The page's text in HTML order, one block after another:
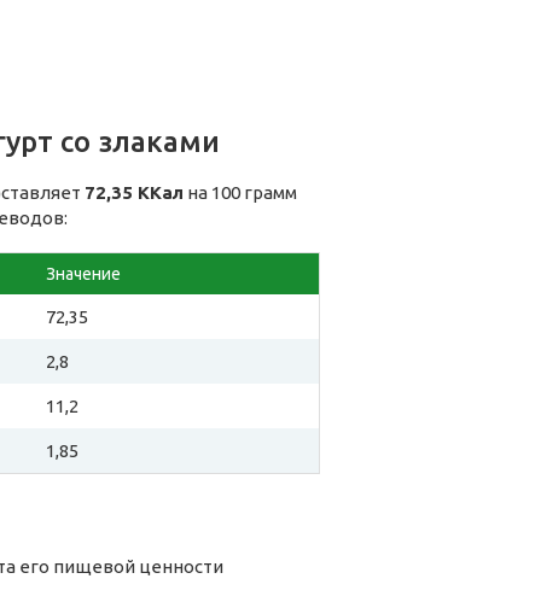
со злаками
72,35 ККал на 100 грамм
Значение
72,35
2,8
11,2
1,85
его пищевой ценности